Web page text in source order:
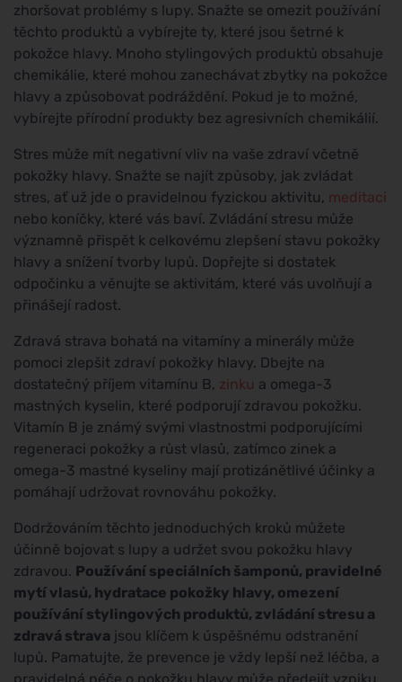
zhoršovat problémy s lupy. Snažte se omezit používání
těchto produktů a vybírejte ty, které jsou šetrné k
pokožce hlavy. Mnoho stylingových produktů obsahuje
chemikálie, které mohou zanechávat zbytky na pokožce
hlavy a způsobovat podráždění. Pokud je to možné,
vybírejte přírodní produkty bez agresivních chemikálií.
Stres může mít negativní vliv na vaše zdraví včetně
pokožky hlavy. Snažte se najít způsoby, jak zvládat
stres, ať už jde o pravidelnou fyzickou aktivitu, meditaci
nebo koníčky, které vás baví. Zvládání stresu může
významně přispět k celkovému zlepšení stavu pokožky
hlavy a snížení tvorby lupů. Dopřejte si dostatek
odpočinku a věnujte se aktivitám, které vás uvolňují a
přinášejí radost.
Zdravá strava bohatá na vitamíny a minerály může
pomoci zlepšit zdraví pokožky hlavy. Dbejte na
dostatečný příjem vitamínu B, zinku a omega-3
mastných kyselin, které podporují zdravou pokožku.
Vitamín B je známý svými vlastnostmi podporujícími
regeneraci pokožky a růst vlasů, zatímco zinek a
omega-3 mastné kyseliny mají protizánětlivé účinky a
pomáhají udržovat rovnováhu pokožky.
Dodržováním těchto jednoduchých kroků můžete
účinně bojovat s lupy a udržet svou pokožku hlavy
zdravou. Používání speciálních šamponů, pravidelné
mytí vlasů, hydratace pokožky hlavy, omezení
používání stylingových produktů, zvládání stresu a
zdravá strava jsou klíčem k úspěšnému odstranění
lupů. Pamatujte, že prevence je vždy lepší než léčba, a